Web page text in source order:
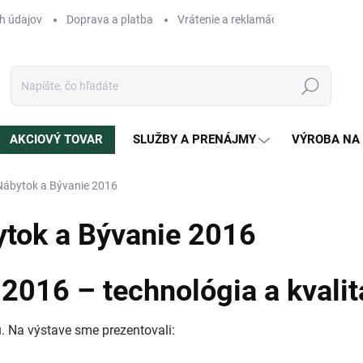
údajov Doprava a platba Vrátenie a reklamácia
Hľadať
AKCIOVÝ TOVAR SLUŽBY A PRENÁJMY VÝROBA NA
a Bývanie 2016
a Bývanie 2016
– technológia a
Na výstave sme prezentovali: